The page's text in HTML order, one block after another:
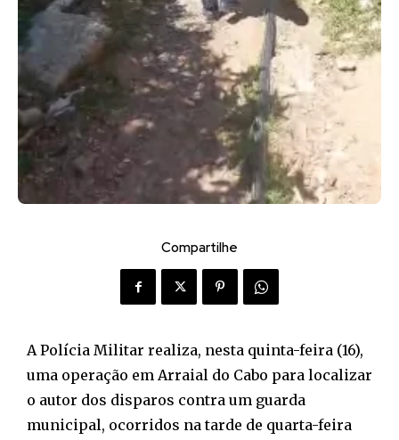
Compartilhe
A Polícia Militar realiza, nesta quinta-feira (16),
uma operação em Arraial do Cabo para localizar
o autor dos disparos contra um guarda
municipal, ocorridos na tarde de quarta-feira